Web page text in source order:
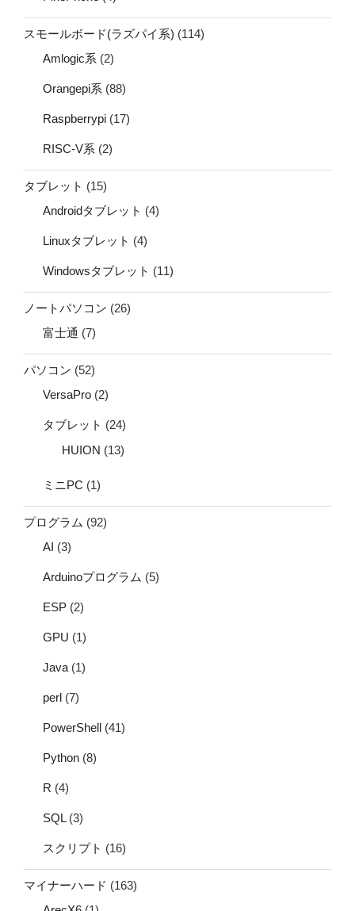
スモールボード(ラズパイ系) (114)
Amlogic系 (2)
Orangepi系 (88)
Raspberrypi (17)
RISC-V系 (2)
タブレット (15)
Androidタブレット (4)
Linuxタブレット (4)
Windowsタブレット (11)
ノートパソコン (26)
富士通 (7)
パソコン (52)
VersaPro (2)
タブレット (24)
HUION (13)
ミニPC (1)
プログラム (92)
AI (3)
Arduinoプログラム (5)
ESP (2)
GPU (1)
Java (1)
perl (7)
PowerShell (41)
Python (8)
R (4)
SQL(3)
スクリプト (16)
マイナーハード (163)